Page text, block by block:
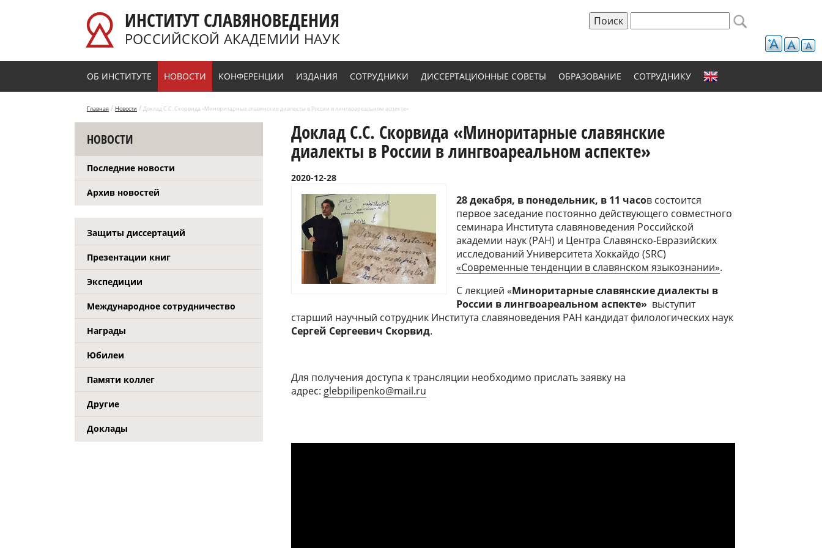
ИНСТИТУТ СЛАВЯНОВЕДЕНИЯ
РОССИЙСКОЙ АКАДЕМИИ НАУК Форма поиска
ОБ ИНСТИТУТЕ НОВОСТИ КОНФЕРЕНЦИИ ИЗДАНИЯ СОТРУДНИКИ ДИССЕРТАЦИОННЫЕ СОВЕТЫ ОБРАЗОВАНИЕ СОТРУДНИКУ
Главная / Новости / Доклад С.С. Скорвида «Миноритарные славянские диалекты в России в лингвоареальном аспекте»
НОВОСТИ
Последние новости
Архив новостей
Защиты диссертаций
Презентации книг
Экспедиции
Международное сотрудничество
Награды
Юбилеи
Памяти коллег
Другие
Доклады
Доклад С.С. Скорвида «Миноритарные славянские
диалекты в России в лингвоареальном аспекте»
2020-12-28
28 декабря, в понедельник, в 11 часов состоится
первое заседание постоянно действующего совместного
семинара Института славяноведения Российской
академии наук (РАН) и Центра Славянско-Евразийских
исследований Университета Хоккайдо (SRC)
«Современные тенденции в славянском языкознании».
С лекцией «Миноритарные славянские диалекты в
России в лингвоареальном аспекте» выступит
старший научный сотрудник Института славяноведения РАН кандидат филологических наук
Сергей Сергеевич Скорвид.
Для получения доступа к трансляции необходимо прислать заявку на
адрес: glebpilipenko@mail.ru